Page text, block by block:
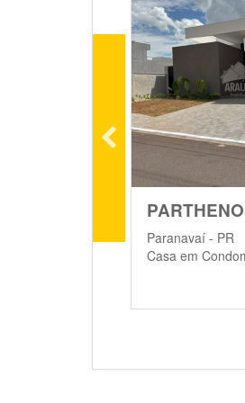
Paranavaí - PR
Casa em